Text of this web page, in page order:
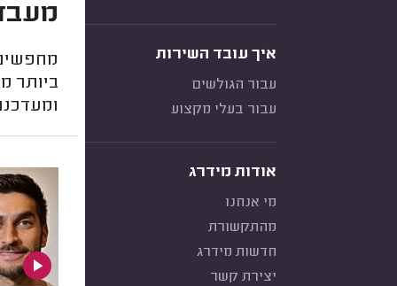
איך עובד השירות
עבור הגולשים
עבור בעלי מקצוע
אודות מידרג
מי אנחנו
מהתקשורת
חדשות מידרג
יצירת קשר
ביותר